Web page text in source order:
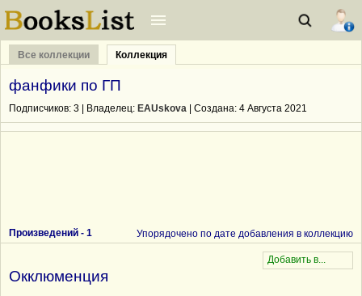
Все коллекции Коллекция
фанфики по ГП
Подписчиков: 3 | Владелец: EAUskova | Cоздана: 4 Августа 2021
Произведений - 1 Упорядочено по дате добавления в коллекцию
Окклюменция